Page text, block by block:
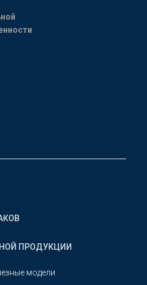
ПРОДУКЦИИ
модели